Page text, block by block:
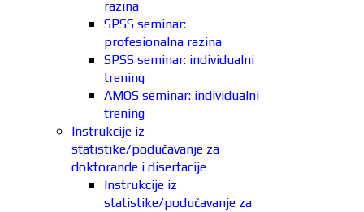
razina
SPSS seminar:
profesionalna razina
SPSS seminar: individualni
trening
AMOS seminar: individualni
trening
Instrukcije iz
statistike/podučavanje za
doktorande i disertacije
Instrukcije iz
statistike/podučavanje za